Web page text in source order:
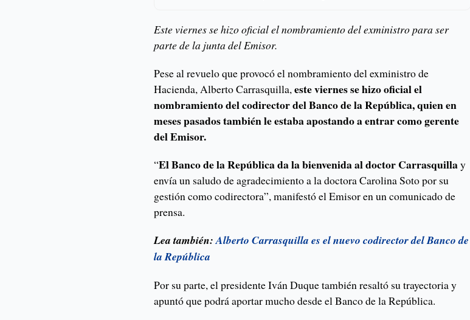
Este viernes se hizo oficial el nombramiento del exministro para ser
parte de la junta del Emisor.
Pese al revuelo que provocó el nombramiento del exministro de
Hacienda, Alberto Carrasquilla,este viernes se hizo oficial el
nombramiento del codirector del Banco de la República, quien en
meses pasados también le estaba apostando a entrar como gerente
del Emisor.
“El Banco de la República da la bienvenida al doctor Carrasquillay
envía un saludo de agradecimiento a la doctora Carolina Soto por su
gestión como codirectora”, manifestó el Emisor en un comunicado de
prensa.
Lea también:Alberto Carrasquilla es el nuevo codirector del Banco de
la República
Por su parte, el presidente Iván Duque también resaltó su trayectoria y
apuntó que podrá aportar mucho desde el Banco de la República.